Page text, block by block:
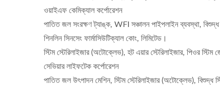
ওয়াইএফ কেমিক্যাল কর্পোরেশন
পাতিত জল সংরক্ষণ ট্যাঙ্ক, WFI সঞ্চালন পাইপলাইন ব্যবস্থা,
শিনলিন সিনসেং ফার্মাসিউটিক্যাল কোং, লিমিটেড।
স্টিম স্টেরিলাইজার (অটোক্লেভ), হট এয়ার স্টেরিলাইজার, পিওর স্টিম
সেভিয়ার লাইফটেক কর্পোরেশন
পাতিত জল উৎপাদন মেশিন, স্টিম স্টেরিলাইজার (অটোক্লেভ), বিশুদ্ধ